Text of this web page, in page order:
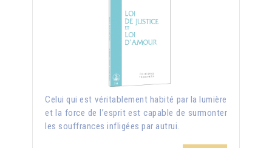
Celui qui est véritablement habité par la lumière
et la force de l’esprit est capable de surmonter
les souffrances infligées par autrui.